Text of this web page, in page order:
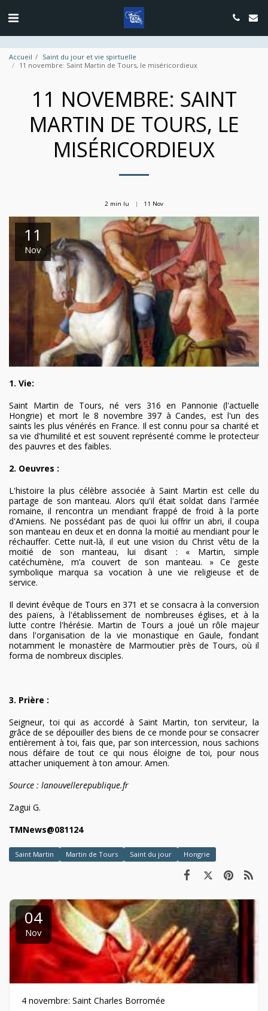
google.com, pub-4889604885818732, DIRECT, f08c47fec0942fa0
Accueil
Saint du jour et vie spirtuelle
11 novembre: Saint Martin de Tours, le miséricordieux
11 NOVEMBRE: SAINT
MARTIN DE TOURS, LE
MISÉRICORDIEUX
2 min lu 11 Nov
11
Nov
1. Vie:
Saint Martin de Tours, né vers 316 en Pannonie (l'actuelle
Hongrie) et mort le 8 novembre 397 à Candes, est l'un des
saints les plus vénérés en France. Il est connu pour sa charité et
sa vie d'humilité et est souvent représenté comme le protecteur
des pauvres et des faibles.
2. Oeuvres :
L'histoire la plus célèbre associée à Saint Martin est celle du
partage de son manteau. Alors qu'il était soldat dans l'armée
romaine, il rencontra un mendiant frappé de froid à la porte
d'Amiens. Ne possédant pas de quoi lui offrir un abri, il coupa
son manteau en deux et en donna la moitié au mendiant pour le
réchauffer. Cette nuit-là, il eut une vision du Christ vêtu de la
moitié de son manteau, lui disant : « Martin, simple
catéchumène, m’a couvert de son manteau. » Ce geste
symbolique marqua sa vocation à une vie religieuse et de
service.
Il devint évêque de Tours en 371 et se consacra à la conversion
des païens, à l'établissement de nombreuses églises, et à la
lutte contre l'hérésie. Martin de Tours a joué un rôle majeur
dans l'organisation de la vie monastique en Gaule, fondant
notamment le monastère de Marmoutier près de Tours, où il
forma de nombreux disciples.
3. Prière :
Seigneur, toi qui as accordé à Saint Martin, ton serviteur, la
grâce de se dépouiller des biens de ce monde pour se consacrer
entièrement à toi, fais que, par son intercession, nous sachions
nous défaire de tout ce qui nous éloigne de toi, pour nous
attacher uniquement à ton amour. Amen.
Source : lanouvellerepublique.fr
Zagui G.
TMNews@081124
Saint Martin Martin de Tours Saint du jour Hongrie
04
Nov
4 novembre: Saint Charles Borromée